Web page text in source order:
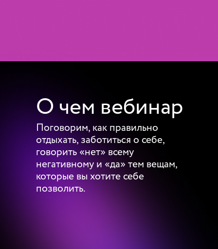
О чем вебинар
Поговорим, как правильно
отдыхать, заботиться о себе,
говорить «нет» всему
негативному и «да» тем вещам,
которые вы хотите себе
позволить.